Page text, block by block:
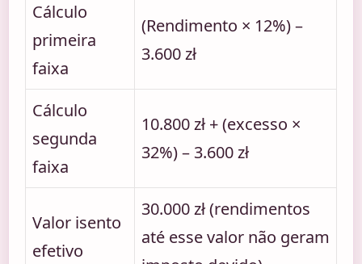
Cálculo
primeira
faixa
(Rendimento × 12%) –
3.600 zł
Cálculo
segunda
faixa
10.800 zł + (excesso ×
32%) – 3.600 zł
Valor isento
efetivo
30.000 zł (rendimentos
até esse valor não geram